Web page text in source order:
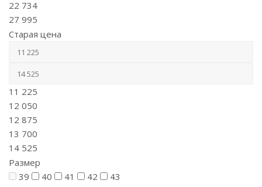
22 734
27 995
Старая цена
11 225
12 050
12 875
13 700
14 525
Размер
39
40 41 42
43